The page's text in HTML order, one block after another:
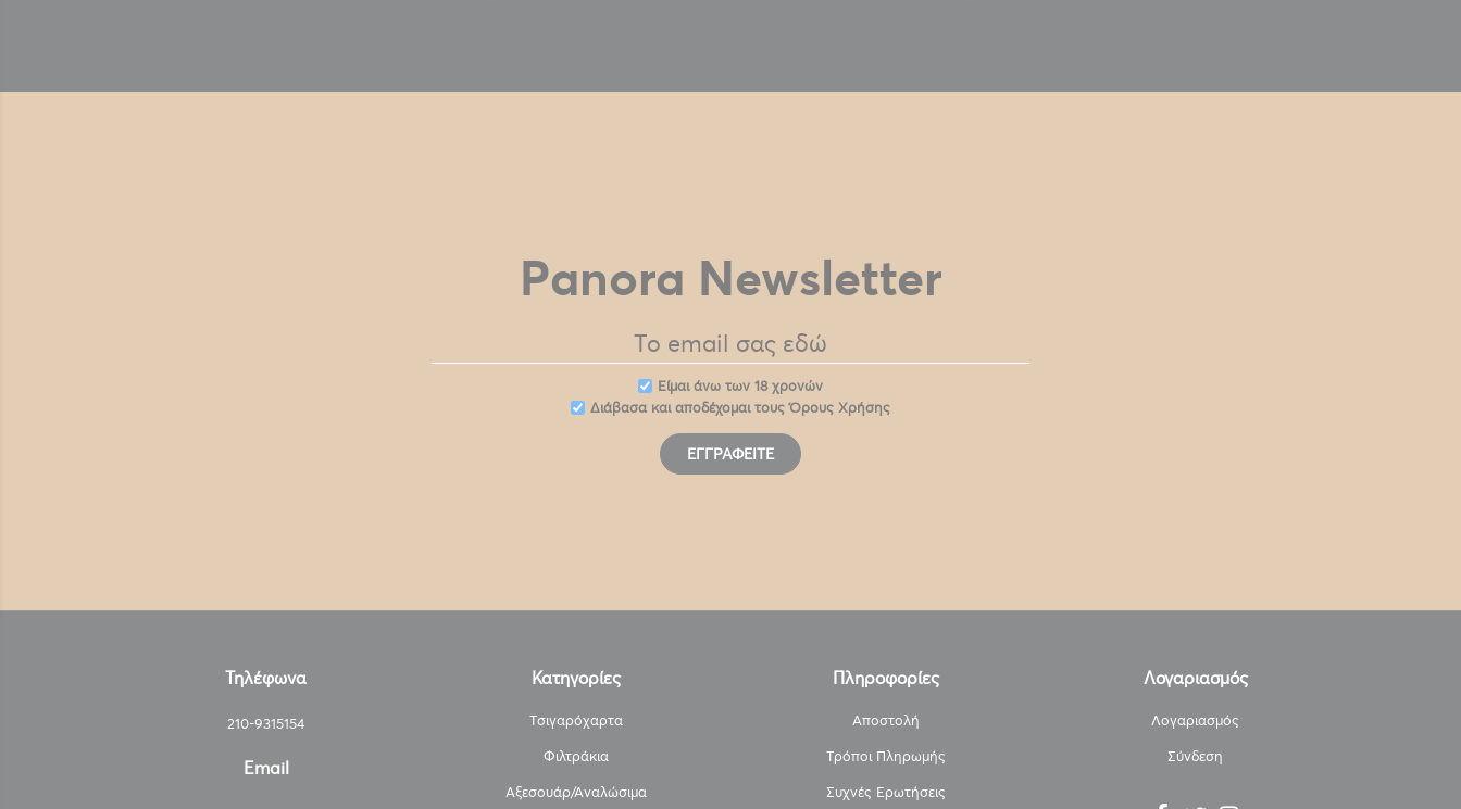
Panora Newsletter
Eίμαι άνω των 18 χρονών
Διάβασα και αποδέχομαι τουςΌρους Χρήσης
ΕΓΓΡΑΦΕΊΤΕ
Τηλέφωνα
210-9315154
Email
Κατηγορίες
Τσιγαρόχαρτα
Φιλτράκια
Αξεσουάρ/Αναλώσιμα
Πληροφορίες
Αποστολή
Τρόποι Πληρωμής
Συχνές Ερωτήσεις
Λογαριασμός
Λογαριασμός
Σύνδεση